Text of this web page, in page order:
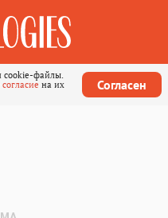
cookie-файлы.
согласие на их
Согласен